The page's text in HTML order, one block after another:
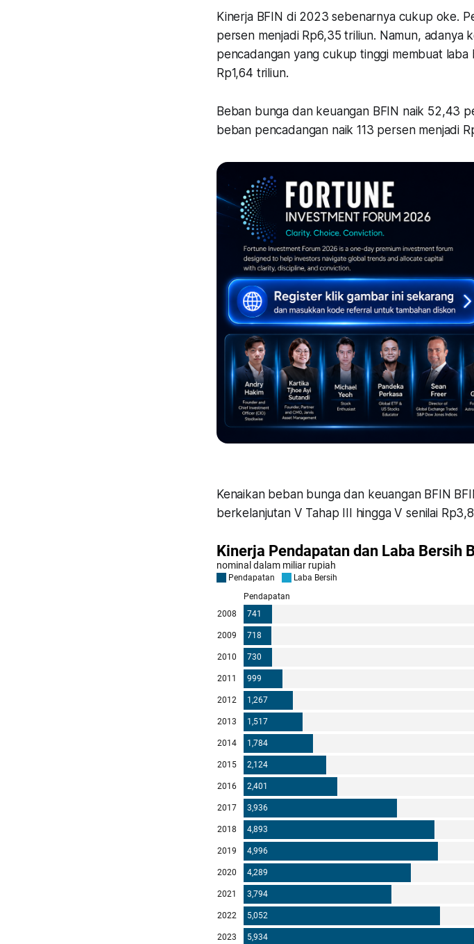
Kinerja BFIN di 2023 sebenarnya cukup oke.
persen menjadi Rp6,35 triliun. Namun,
pencadangan yang cukup tinggi membuat
Rp1,64 triliun.
Beban bunga dan keuangan BFIN naik 52,43
beban pencadangan naik 113 persen menjadi
Kenaikan beban bunga dan keuangan BFIN
berkelanjutan V Tahap III hingga V senilai